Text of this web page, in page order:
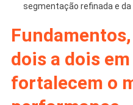
segmentação refinada e
dois a dois
fortalecem o